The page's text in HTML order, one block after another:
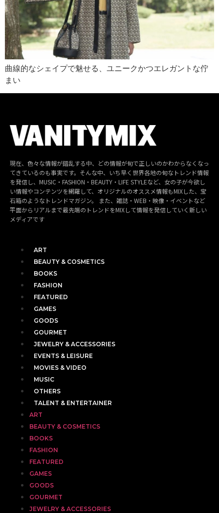
曲線的なシェイプで魅せる、ユニークかつエレガントな佇
まい
現在、色々な情報が錯乱する中、どの情報が旬で正しいのかわからなくなっ
てきているのも事実です。そんな中、いち早く世界各地の旬なトレンド情報
を発信し、MUSIC・FASHION・BEAUTY・LIFE STYLEなど、女の子が今欲し
い情報やコンテンツを網羅して、オリジナルのオススメ情報もMIXした、宝
石箱のようなトレンドマガジン。 また、雑誌・WEB・映像・イベントなど
平面からリアルまで最先端のトレンドをMIXして情報を発信していく新しい
メディアです
ART
BEAUTY & COSMETICS
BOOKS
FASHION
FEATURED
GAMES
GOODS
GOURMET
JEWELRY & ACCESSORIES
EVENTS & LEISURE
MOVIES & VIDEO
MUSIC
OTHERS
TALENT & ENTERTAINER
ART
BEAUTY & COSMETICS
BOOKS
FASHION
FEATURED
GAMES
GOODS
GOURMET
JEWELRY & ACCESSORIES